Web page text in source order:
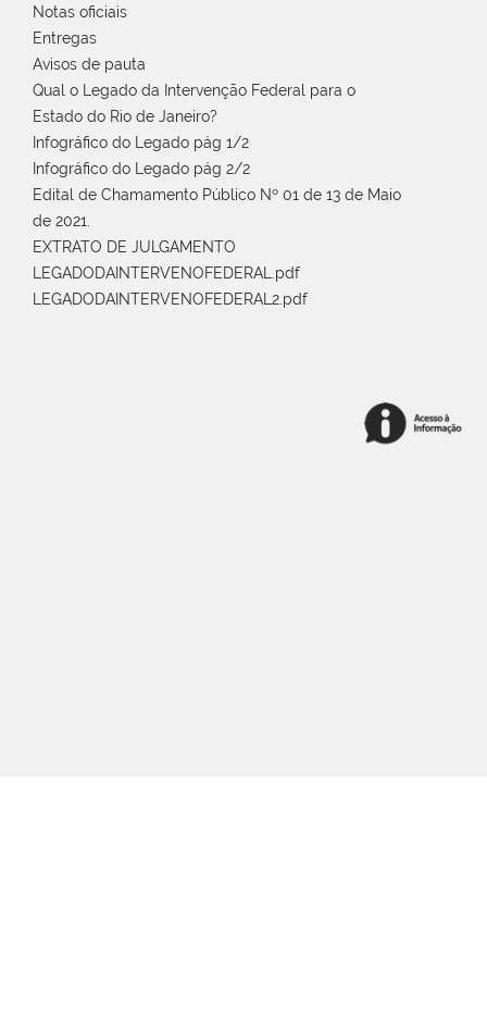
Notas oficiais
Entregas
Avisos de pauta
Qual o Legado da Intervenção Federal para o
Estado do Rio de Janeiro?
Infográfico do Legado pág 1/2
Infográfico do Legado pág 2/2
Edital de Chamamento Público Nº 01 de 13 de Maio
de 2021.
EXTRATO DE JULGAMENTO
LEGADODAINTERVENOFEDERAL.pdf
LEGADODAINTERVENOFEDERAL2.pdf